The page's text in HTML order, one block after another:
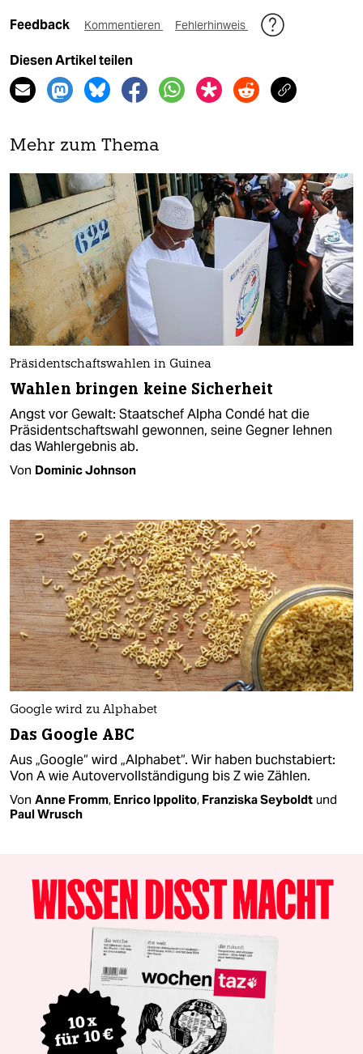
Feedback Kommentieren Fehlerhinweis
Diesen Artikel teilen
Mehr zum Thema
Präsidentschaftswahlen in Guinea
Wahlen bringen keine Sicherheit
Angst vor Gewalt: Staatschef Alpha Condé hat die
Präsidentschaftswahl gewonnen, seine Gegner lehnen
das Wahlergebnis ab.
Von Dominic Johnson
Google wird zu Alphabet
Das Google ABC
Aus „Google“ wird „Alphabet“. Wir haben buchstabiert:
Von A wie Autovervollständigung bis Z wie Zählen.
Von Anne Fromm, Enrico Ippolito, Franziska Seyboldt und
Paul Wrusch